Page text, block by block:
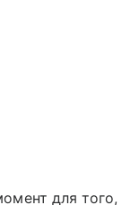
для того,